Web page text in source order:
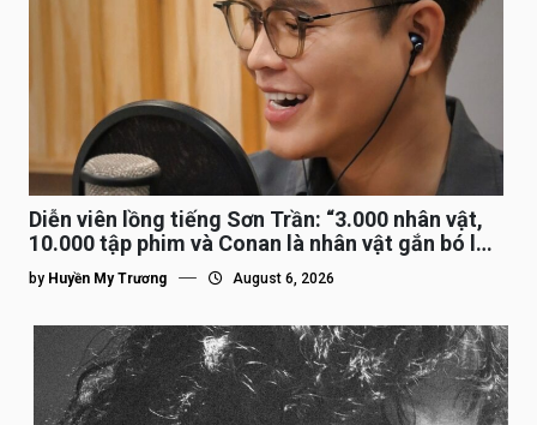
Diễn viên lồng tiếng Sơn Trần: “3.000 nhân vật,
10.000 tập phim và Conan là nhân vật gắn bó lâu
nhất”
by Huyền My Trương August 6, 2026